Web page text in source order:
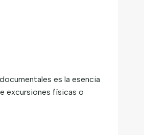
es la esencia
excursiones físicas o